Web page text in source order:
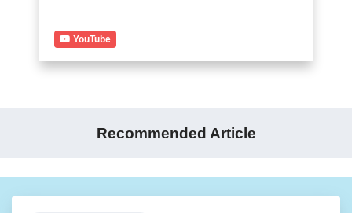
YouTube
Recommended Article